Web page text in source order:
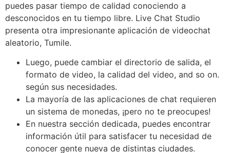
puedes pasar tiempo de calidad conociendo a
desconocidos en tu tiempo libre. Live Chat Studio
presenta otra impresionante aplicación de videochat
aleatorio, Tumile.
Luego, puede cambiar el directorio de salida, el
formato de video, la calidad del video, and so on.
según sus necesidades.
La mayoría de las aplicaciones de chat requieren
un sistema de monedas, ¡pero no te preocupes!
En nuestra sección dedicada, puedes encontrar
información útil para satisfacer tu necesidad de
conocer gente nueva de distintas ciudades.